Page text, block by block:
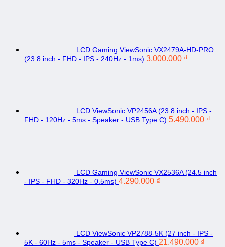
LCD Gaming ViewSonic VX2479A-HD-PRO
(23.8 inch - FHD - IPS - 240Hz - 1ms) 3.000.000 ₫
LCD ViewSonic VP2456A (23.8 inch - IPS -
FHD - 120Hz - 5ms - Speaker - USB Type C) 5.490.000 ₫
LCD Gaming ViewSonic VX2536A (24.5 inch
- IPS - FHD - 320Hz - 0.5ms) 4.290.000 ₫
LCD ViewSonic VP2788-5K (27 inch - IPS -
5K - 60Hz - 5ms - Speaker - USB Type C) 21.490.000 ₫